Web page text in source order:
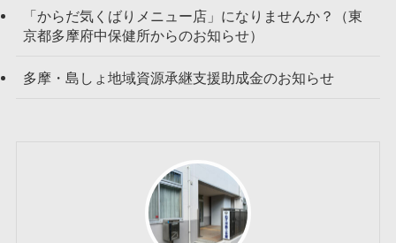
「からだ気くばりメニュー店」になりませんか？（東
京都多摩府中保健所からのお知らせ）
多摩・島しょ地域資源承継支援助成金のお知らせ